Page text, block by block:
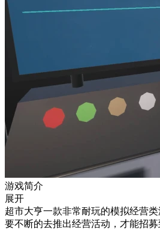
游戏简介
展开
超市大亨一款非常耐玩的模拟经营
要不断的去推出经营活动，才能招